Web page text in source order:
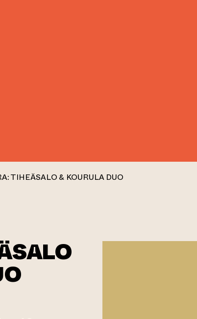
TIHEÄSALO & KOURULA DUO